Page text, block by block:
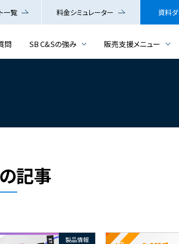
一覧 料金シミュレーター 資料
問 SB C&Sの強み 販売支援メニュー
記事
製品情報